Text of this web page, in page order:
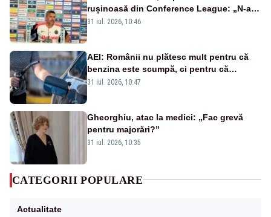
rușinoasă din Conference League: „N-ai
cum să nu scoți în evidență și lucrurile
31 iul. 2026, 10:46
AEI: Românii nu plătesc mult pentru că
benzina este scumpă, ci pentru că
benzina ieftină e taxată scump
31 iul. 2026, 10:47
Gheorghiu, atac la medici: „Fac grevă
pentru majorări?”
31 iul. 2026, 10:35
CATEGORII POPULARE
Actualitate